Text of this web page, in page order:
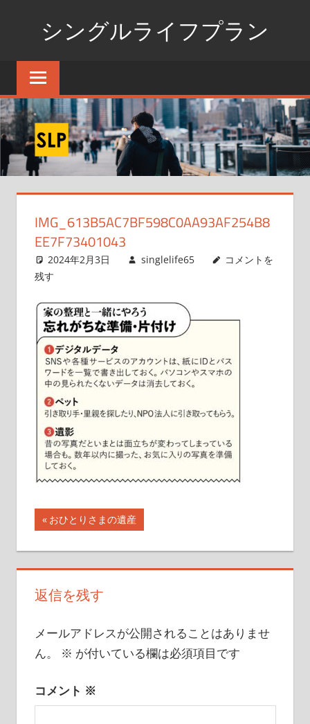
へ
ス
キ
ッ
シングルライフプラン
独
活
た
め
IMG_613B5AC7BF598C0AA93AF254B8
EE7F73401043
2024年2月3日 singlelife65
コメントを
残す
投
稿
ナ
ビ
ゲ
ー
シ
ョ
前
の
記
事:
おひとりさまの遺産
返信を残す
メールアドレスが公開されることはありませ
ん。
※ が付いている欄は必須項目です
コメント ※